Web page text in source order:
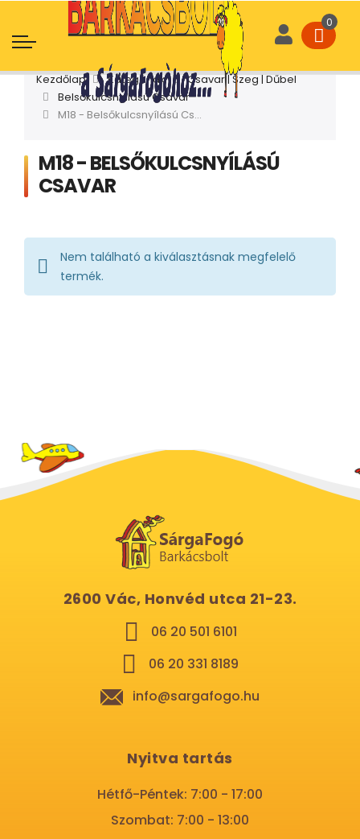
Kezdőlap Kategóriák
Csavar | Szeg | Dűbel
Belsőkulcsnyílású Csavar
M18 - Belsőkulcsnyílású Csavar
M18 - BELSŐKULCSNYÍLÁSÚ
CSAVAR
Nem található a kiválasztásnak megfelelő
termék.
2600 Vác, Honvéd utca 21-23.
06 20 501 6101
06 20 331 8189
info@sargafogo.hu
Nyitva tartás
Hétfő-Péntek: 7:00 - 17:00
Szombat: 7:00 - 13:00